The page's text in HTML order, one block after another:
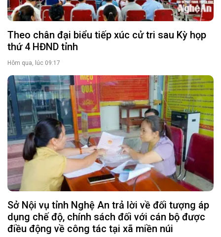
Theo chân đại biểu tiếp xúc cử tri sau Kỳ họp
thứ 4 HĐND tỉnh
Hôm qua, lúc 09:17
Sở Nội vụ tỉnh Nghệ An trả lời về đối tượng áp
dụng chế độ, chính sách đối với cán bộ được
điều động về công tác tại xã miền núi